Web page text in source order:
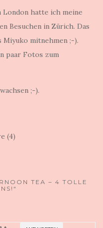
London hatte ich meine
Besuchen in Zürich. Das
Miyuko mitnehmen ;-).
paar Fotos zum
;-).
(4)
TEA – 4 TOLLE